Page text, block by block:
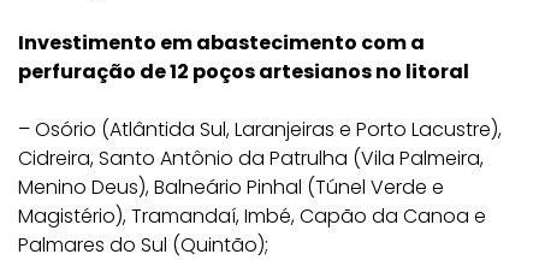
Investimento em abastecimento com a
perfuração de 12 poços artesianos no litoral
– Osório (Atlântida Sul, Laranjeiras e Porto Lacustre),
Cidreira, Santo Antônio da Patrulha (Vila Palmeira,
Menino Deus), Balneário Pinhal (Túnel Verde e
Magistério), Tramandaí, Imbé, Capão da Canoa e
Palmares do Sul (Quintão);